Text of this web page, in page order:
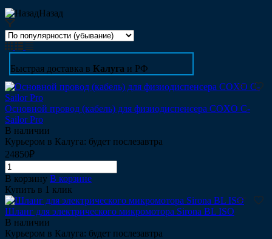
Назад
Быстрая доставка в Калуга и РФ
Основной провод (кабель) для физиодиспенсера COXO C-
Sailor Pro
В наличии
Курьером в Калуга: будет послезавтра
24850₽
В корзину В корзине
Купить в 1 клик
Шланг для электрического микромотора Sirona BL ISO
В наличии
Курьером в Калуга: будет послезавтра